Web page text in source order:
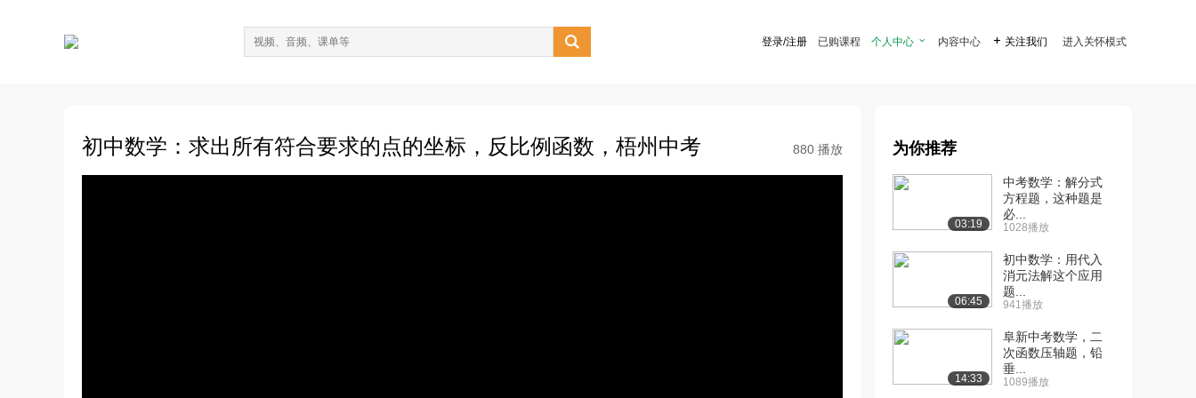
 登录/注册 已购课程 个人中心  内容中心  关注我们 进入关怀模式
初中数学：求出所有符合要求的点的坐标，反比例函数，梧州中考 880 播放 为你推荐
03:19
中考数学：解分式
方程题，这种题是
必...
1028播放
06:45
初中数学：用代入
消元法解这个应用
题...
941播放
14:33
阜新中考数学，二
次函数压轴题，铅
垂...
1089播放